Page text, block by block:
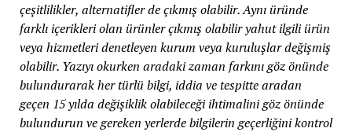
çeşitlilikler, alternatifler de çıkmış olabilir. Aynı üründe
farklı içerikleri olan ürünler çıkmış olabilir yahut ilgili ürün
veya hizmetleri denetleyen kurum veya kuruluşlar değişmiş
olabilir. Yazıyı okurken aradaki zaman farkını göz önünde
bulundurarak her türlü bilgi, iddia ve tespitte aradan
geçen 15 yılda değişiklik olabileceği ihtimalini göz önünde
bulundurun ve gereken yerlerde bilgilerin geçerliğini kontrol